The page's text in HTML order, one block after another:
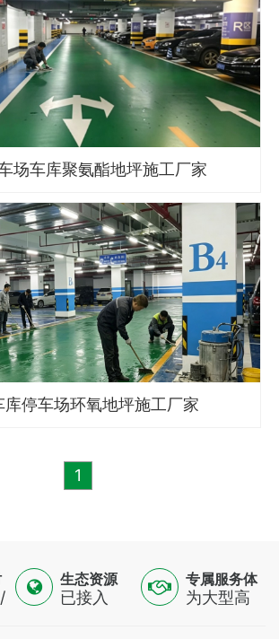
场车库聚氨酯地坪施工厂家
库停车场环氧地坪施工厂家
1
生态资源
已接入
专属服务体
验
为大型高